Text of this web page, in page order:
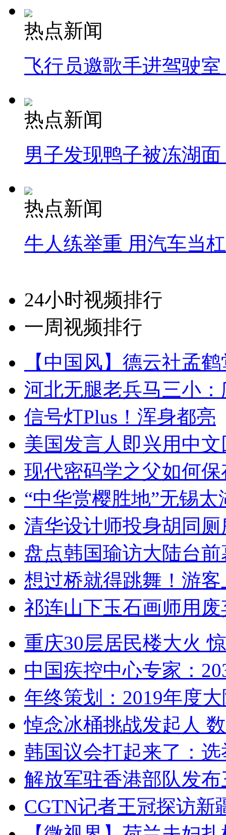
热点新闻
飞行员邀歌手进驾驶
热点新闻
男子发现鸭子被冻湖
热点新闻
牛人练举重 用汽车当
24小时视频排行
一周视频排行
【中国风】德云社孟
河北无腿老兵马三小
信号灯Plus！浑身都亮
美国发言人即兴用中
现代密码学之父如何
“中华赏樱胜地”无锡
清华设计师投身胡同
盘点韩国瑜访大陆台
想过桥就得跳舞！游客
祁连山下玉石画师用
重庆30层居民楼大火
中国疾控中心专家：
年终策划：2019年度
悼念冰桶挑战发起人
韩国议会打起来了：
解放军驻香港部队发
CGTN记者王冠探访新